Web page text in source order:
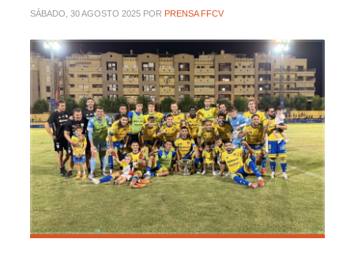
SÁBADO, 30 AGOSTO 2025 POR PRENSA FFCV